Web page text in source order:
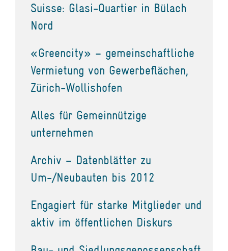
Suisse: Glasi-Quartier in Bülach
Nord
«Greencity» – gemeinschaftliche
Vermietung von Gewerbeflächen,
Zürich-Wollishofen
Alles für Gemeinnützige
unternehmen
Archiv – Datenblätter zu
Um-/Neubauten bis 2012
Engagiert für starke Mitglieder und
aktiv im öffentlichen Diskurs